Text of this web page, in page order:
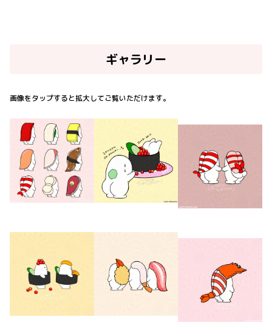
ギャラリー
画像をタップすると拡大してご覧いただけます。